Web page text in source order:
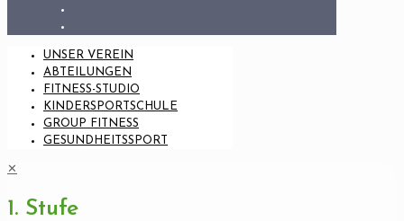
UNSER VEREIN
ABTEILUNGEN
FITNESS-STUDIO
KINDERSPORTSCHULE
GROUP FITNESS
GESUNDHEITSSPORT
✕
1. Stufe